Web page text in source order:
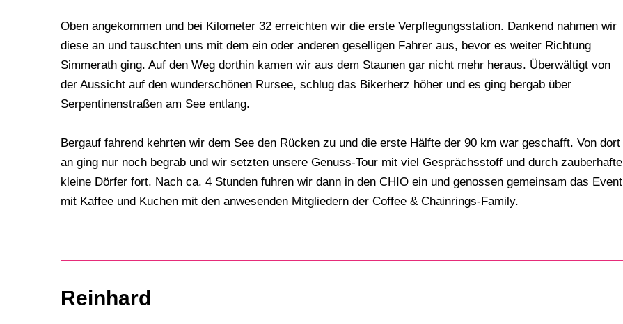
Oben angekommen und bei Kilometer 32 erreichten wir die erste Verpflegungsstation. Dankend nahmen wir
diese an und tauschten uns mit dem ein oder anderen geselligen Fahrer aus, bevor es weiter Richtung
Simmerath ging. Auf den Weg dorthin kamen wir aus dem Staunen gar nicht mehr heraus. Überwältigt von
der Aussicht auf den wunderschönen Rursee, schlug das Bikerherz höher und es ging bergab über
Serpentinenstraßen am See entlang.
Bergauf fahrend kehrten wir dem See den Rücken zu und die erste Hälfte der 90 km war geschafft. Von dort
an ging nur noch begrab und wir setzten unsere Genuss-Tour mit viel Gesprächsstoff und durch zauberhafte
kleine Dörfer fort. Nach ca. 4 Stunden fuhren wir dann in den CHIO ein und genossen gemeinsam das Event
mit Kaffee und Kuchen mit den anwesenden Mitgliedern der Coffee & Chainrings-Family.
Reinhard